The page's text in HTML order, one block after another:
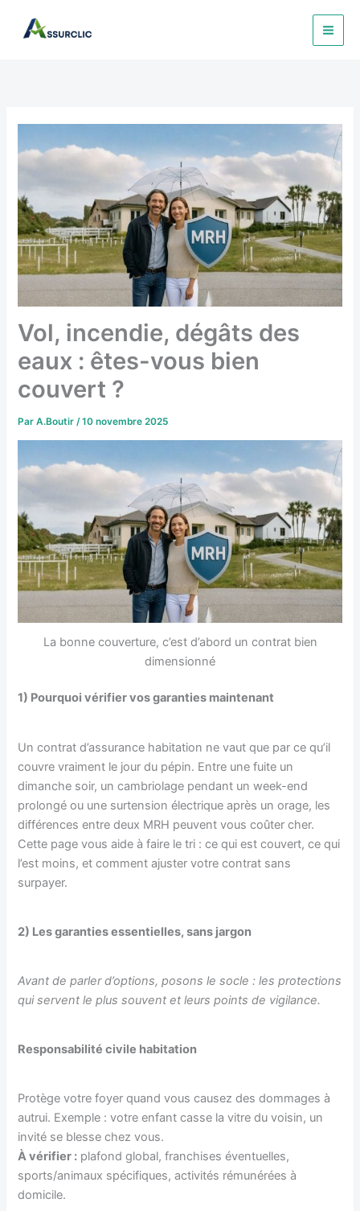
Vol, incendie, dégâts des
eaux : êtes-vous bien
couvert ?
ParA.Boutir/10 novembre 2025
La bonne couverture, c’est d’abord un contrat bien
dimensionné
1) Pourquoi vérifier vos garanties maintenant
Un contrat d’assurance habitation ne vaut que par ce qu’il
couvre vraiment le jour du pépin. Entre une fuite un
dimanche soir, un cambriolage pendant un week-end
prolongé ou une surtension électrique après un orage, les
différences entre deux MRH peuvent vous coûter cher.
Cette page vous aide à faire le tri : ce qui est couvert, ce qui
l’est moins, et comment ajuster votre contrat sans
surpayer.
2) Les garanties essentielles, sans jargon
Avant de parler d’options, posons le socle : les protections
qui servent le plus souvent et leurs points de vigilance.
Responsabilité civile habitation
Protège votre foyer quand vous causez des dommages à
autrui. Exemple : votre enfant casse la vitre du voisin, un
invité se blesse chez vous.
À vérifier : plafond global, franchises éventuelles,
sports/animaux spécifiques, activités rémunérées à
domicile.